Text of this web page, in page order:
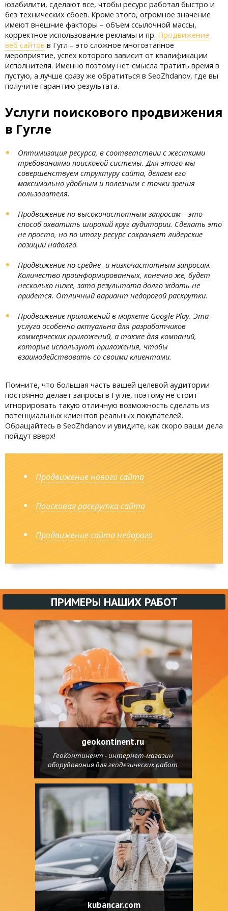
юзабилити, сделают все, чтобы ресурс работал быстро и
без технических сбоев. Кроме этого, огромное значение
имеют внешние факторы – объем ссылочной массы,
корректное использование рекламы и пр. Продвижение
веб сайтов в Гугл – это сложное многоэтапное
мероприятие, успех которого зависит от квалификации
исполнителя. Именно поэтому нет смысла тратить время в
пустую, а лучше сразу же обратиться в SeoZhdanov, где вы
получите гарантию результата.
Услуги поискового продвижения
в Гугле
Оптимизация ресурса, в соответствии с жесткими
требованиями поисковой системы. Для этого мы
совершенствуем структуру сайта, делаем его
максимально удобным и полезным с точки зрения
пользователя.
Продвижение по высокочастотным запросам – это
способ охватить широкий круг аудитории. Сделать это
не просто, но по итогу ресурс сохраняет лидерские
позиции надолго.
Продвижение по средне- и низкочастотным запросам.
Количество проинформированных, конечно же, будет
несколько ниже, зато результата долго ждать не
придется. Отличный вариант недорогой раскрутки.
Продвижение приложений в маркете Google Play. Эта
услуга особенно актуальна для разработчиков
коммерческих приложений, а также для компаний,
которые используют приложения, чтобы
взаимодействовать со своими клиентами.
Помните, что большая часть вашей целевой аудитории
постоянно делает запросы в Гугле, поэтому не стоит
игнорировать такую отличную возможность сделать из
потенциальных клиентов реальных покупателей.
Обращайтесь в SeoZhdanov и увидите, как скоро ваши дела
пойдут вверх!
Продвижение нового сайта
Поисковая раскрутка сайта
Продвижение сайта недорого
ПРИМЕРЫ НАШИХ РАБОТ
geokontinent.ru
ГеоКонтинент - интернет-магазин
оборудования для геодезических работ
kubancar.com